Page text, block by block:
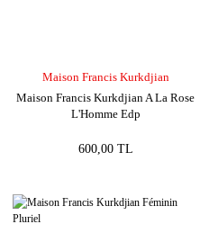
Maison Francis Kurkdjian
Maison Francis Kurkdjian A La Rose
L'Homme Edp
600,00 TL